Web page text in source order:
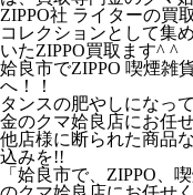
ZIPPO社 ライターの買
コレクションとして集
いたZIPPO買取ます^ ^
姶良市でZIPPO 喫煙雑
へ！！
タンスの肥やしになっ
金のクマ姶良店にお任
他店様に断られた商品
込みを!!
「姶良市で、ZIPPO、